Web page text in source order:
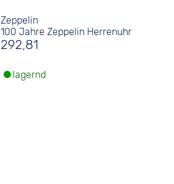
Zeppelin
100 Jahre Zeppelin Herrenuhr
292,81
lagernd